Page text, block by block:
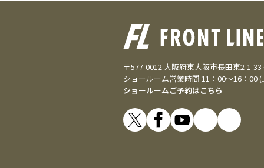
〒577-0012 大阪府東大阪市長田東2-1-
ショールーム営業時間 11：00～16：00
ショールームご予約はこちら